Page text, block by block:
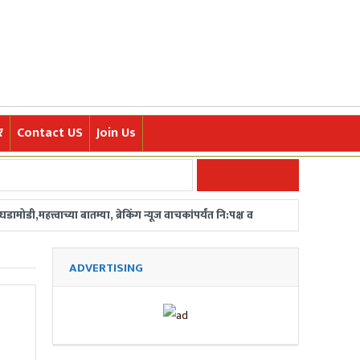
Contact US Join Us
घोषणा
बातम्या, ब्रेकिंग न्यूज वाचकांपर्यंत नि:पक्ष व
घटना आणि रोचक मराठी बातम्या त्वरित वाचकांपर्यंत
बातमीदार हवेत. संपर्क-
ADVERTISING